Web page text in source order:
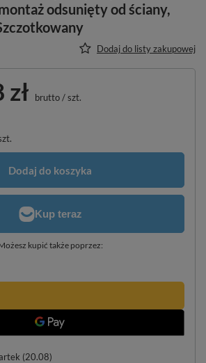
odsunięty od ściany,
Dodaj do listy zakupowej
brutto/szt.
Dodaj do koszyka
kupić także poprzez:
(20.08)